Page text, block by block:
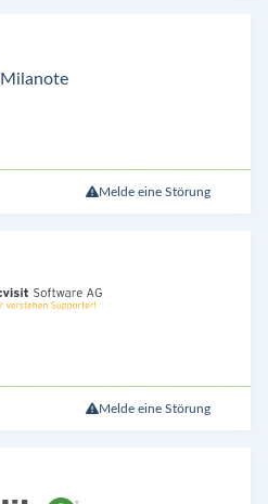
Melde eine Störung
Melde eine Störung